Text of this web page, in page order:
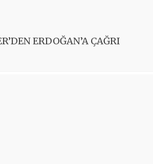
ERDOĞAN’A ÇAĞRI